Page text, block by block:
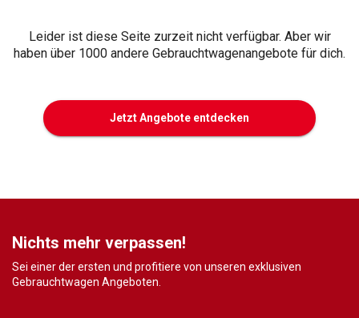
Leider ist diese Seite zurzeit nicht verfügbar. Aber wir
haben über 1000 andere Gebrauchtwagenangebote für dich.
Jetzt Angebote entdecken
Nichts mehr verpassen!
Sei einer der ersten und profitiere von unseren exklusiven
Gebrauchtwagen Angeboten.